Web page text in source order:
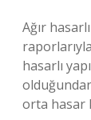
Ağır
hasarlı
orta hasar